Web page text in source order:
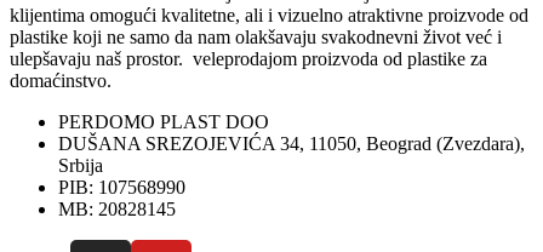
klijentima omogući kvalitetne, ali i vizuelno atraktivne proizvode od
plastike koji ne samo da nam olakšavaju svakodnevni život već i
ulepšavaju naš prostor. veleprodajom proizvoda od plastike za
domaćinstvo.
PERDOMO PLAST DOO
DUŠANA SREZOJEVIĆA 34, 11050, Beograd (Zvezdara),
Srbija
PIB: 107568990
MB: 20828145